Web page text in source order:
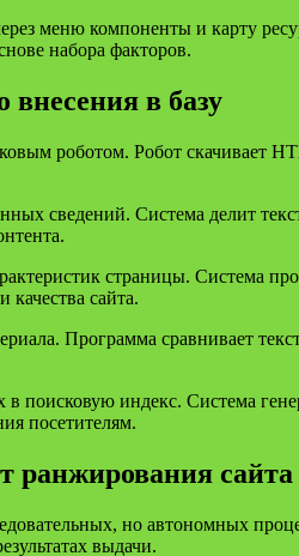
меню компоненты и карту
набора факторов.
в базу
роботом. Робот скачивает
сведений. Система делит
страницы. Система
сайта.
Программа сравнивает
поисковую индекс. Система
посетителям.
ранжирования сайта
но автономных
выдачи.